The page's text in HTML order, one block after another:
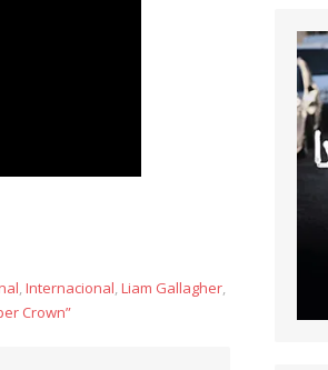
,Internacional,Liam Gallagher,
Crown”